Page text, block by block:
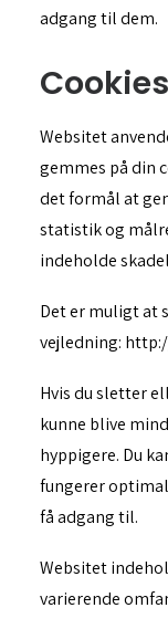
Cart
adgang til dem.
Cookies
Websitet
gemmes på din
det formål at
statistik og
indeholde
Det er muligt at
vejledning:
Hvis du sletter
kunne blive
hyppigere. Du
fungerer
få adgang til.
Websitet
varierende